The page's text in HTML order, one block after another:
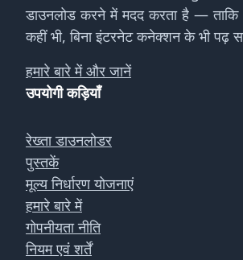
डाउनलोड करने में मदद करता है —
कहीं भी, बिना इंटरनेट कनेक्शन के भी पढ़
हमारे बारे में और जानें
उपयोगी कड़ियाँ
रेख्ता डाउनलोडर
पुस्तकें
मूल्य निर्धारण योजनाएं
हमारे बारे में
गोपनीयता नीति
नियम एवं शर्तें